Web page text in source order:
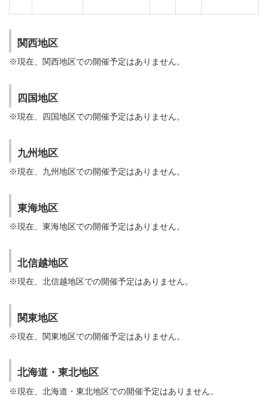
関西地区
※現在、関西地区での開催予定はありません。
四国地区
※現在、四国地区での開催予定はありません。
九州地区
※現在、九州地区での開催予定はありません。
東海地区
※現在、東海地区での開催予定はありません。
北信越地区
※現在、北信越地区での開催予定はありません。
関東地区
※現在、関東地区での開催予定はありません。
北海道・東北地区
※現在、北海道・東北地区での開催予定はありません。